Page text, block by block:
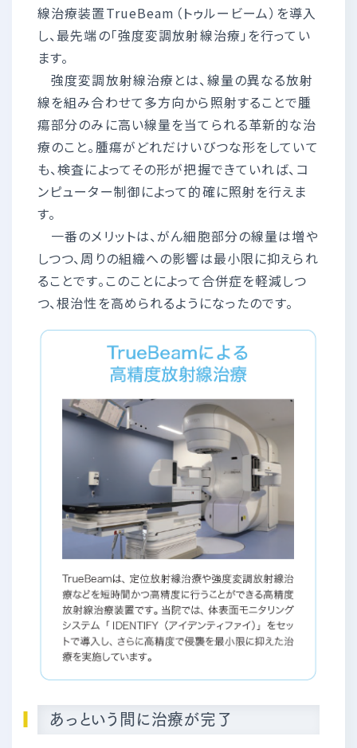
線治療装置TrueBeam（トゥルービーム）を導入
し、最先端の「強度変調放射線治療」を行ってい
ます。
強度変調放射線治療とは、線量の異なる放射
線を組み合わせて多方向から照射することで腫
瘍部分のみに高い線量を当てられる革新的な治
療のこと。腫瘍がどれだけいびつな形をしていて
も、検査によってその形が把握できていれば、コ
ンピューター制御によって的確に照射を行えま
す。
一番のメリットは、がん細胞部分の線量は増や
しつつ、周りの組織への影響は最小限に抑えられ
ることです。このことによって合併症を軽減しつ
つ、根治性を高められるようになったのです。
あっという間に治療が完了